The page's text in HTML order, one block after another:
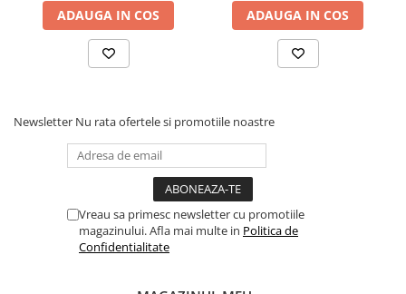
Retelistica
Accesorii switch-uri
Alte accesorii retea
Access Points & Range Extendere
Placi de retea
Media convertoare
ADAUGA IN COS ADAUGA IN COS
Newsletter Nu rata ofertele si promotiile noastre
Vreau sa primesc newsletter cu promotiile
magazinului. Afla mai multe in Politica de
Confidentialitate